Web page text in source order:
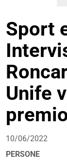
Sport
Unife
10/06/2022
PERSONE